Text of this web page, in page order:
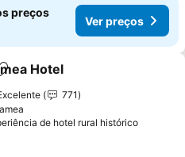
preços
Ver preços
aos favoritos
Hotel
771
de hotel rural histórico